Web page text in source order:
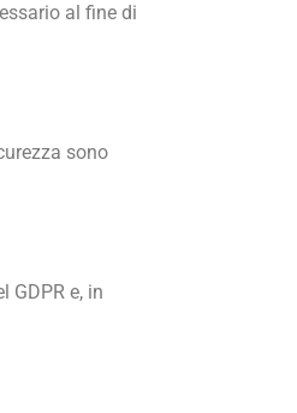
al fine di
sono
GDPR e, in